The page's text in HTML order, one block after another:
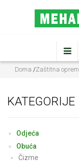
Doma /Zaštitna
KATEGORIJE
Odjeća
Obuća
Čizme